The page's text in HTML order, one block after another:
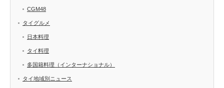
CGM48
タイグルメ
日本料理
タイ料理
多国籍料理（インターナショナル）
タイ地域別ニュース